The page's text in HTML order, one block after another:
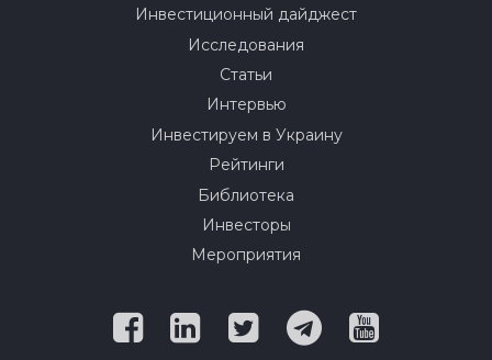
Инвестиционный дайджест
Исследования
Статьи
Интервью
Инвестируем в Украину
Рейтинги
Библиотека
Инвесторы
Мероприятия